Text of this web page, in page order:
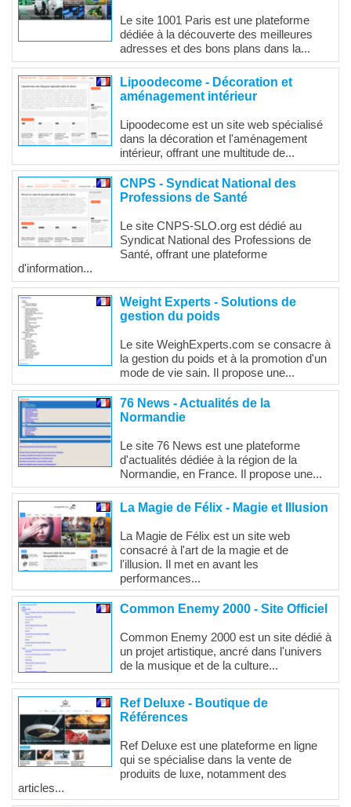
Le site 1001 Paris est une plateforme
dédiée à la découverte des meilleures
adresses et des bons plans dans la...
Lipoodecome - Décoration et
aménagement intérieur
Lipoodecome est un site web spécialisé
dans la décoration et l'aménagement
intérieur, offrant une multitude de...
CNPS - Syndicat National des
Professions de Santé
Le site CNPS-SLO.org est dédié au
Syndicat National des Professions de
Santé, offrant une plateforme
d'information...
Weight Experts - Solutions de
gestion du poids
Le site WeighExperts.com se consacre à
la gestion du poids et à la promotion d'un
mode de vie sain. Il propose une...
76 News - Actualités de la
Normandie
Le site 76 News est une plateforme
d'actualités dédiée à la région de la
Normandie, en France. Il propose une...
La Magie de Félix - Magie et Illusion
La Magie de Félix est un site web
consacré à l'art de la magie et de
l'illusion. Il met en avant les
performances...
Common Enemy 2000 - Site Officiel
Common Enemy 2000 est un site dédié à
un projet artistique, ancré dans l'univers
de la musique et de la culture...
Ref Deluxe - Boutique de
Références
Ref Deluxe est une plateforme en ligne
qui se spécialise dans la vente de
produits de luxe, notamment des
articles...